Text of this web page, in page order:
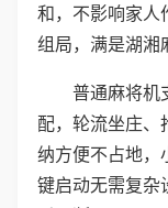
和，不影响家人
组局，满是湖湘
普通麻将机
配，轮流坐庄、
纳方便不占地，
键启动无需复杂